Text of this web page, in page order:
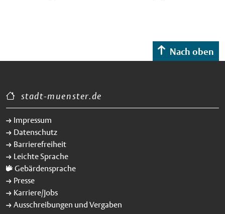
Nach oben
stadt-muenster.de
Impressum
Datenschutz
Barrierefreiheit
Leichte Sprache
Gebärdensprache
Presse
Karriere/Jobs
Ausschreibungen und Vergaben